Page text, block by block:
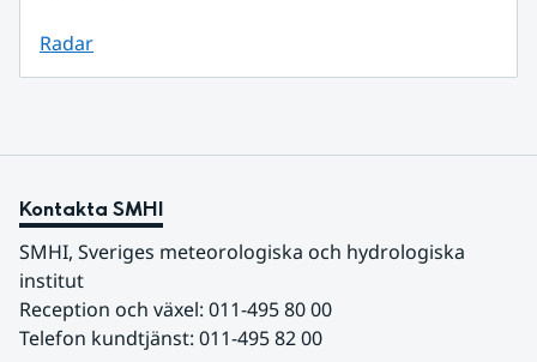
Radar
Kontakta SMHI
SMHI, Sveriges meteorologiska och hydrologiska
institut
Reception och växel: 011-495 80 00
Telefon kundtjänst: 011-495 82 00